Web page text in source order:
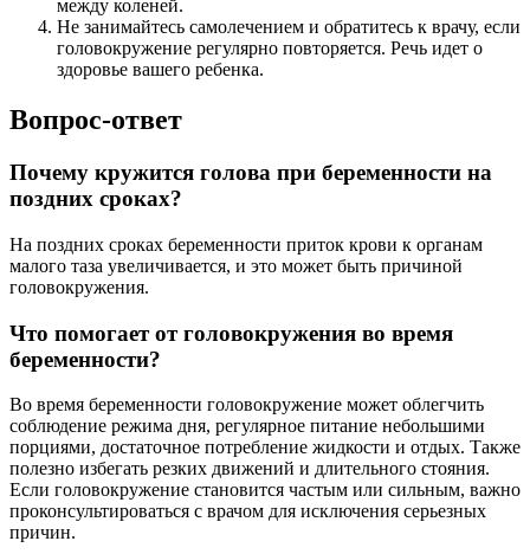
между коленей.
Не занимайтесь самолечением и обратитесь к врачу, если
головокружение регулярно повторяется. Речь идет о
здоровье вашего ребенка.
Вопрос-ответ
Почему кружится голова при беременности на
поздних сроках?
На поздних сроках беременности приток крови к органам
малого таза увеличивается, и это может быть причиной
головокружения.
Что помогает от головокружения во время
беременности?
Во время беременности головокружение может облегчить
соблюдение режима дня, регулярное питание небольшими
порциями, достаточное потребление жидкости и отдых. Также
полезно избегать резких движений и длительного стояния.
Если головокружение становится частым или сильным, важно
проконсультироваться с врачом для исключения серьезных
причин.